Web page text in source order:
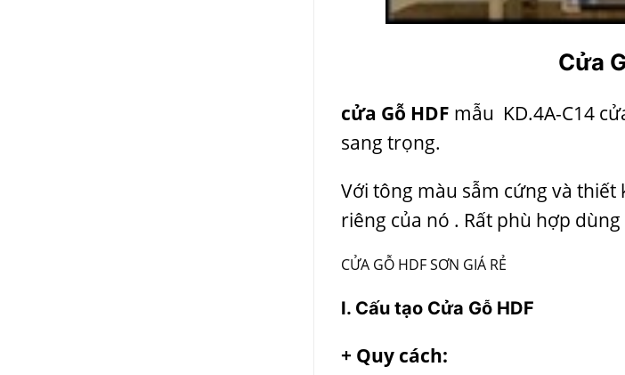
Cửa
cửa Gỗ HDF mẫu KD.4A-C14
sang trọng.
Với tông màu sẫm cứng và
riêng của nó . Rất phù hợp
CỬA GỖ HDF SƠN GIÁ RẺ
I. Cấu tạo Cửa Gỗ HDF
+ Quy cách: